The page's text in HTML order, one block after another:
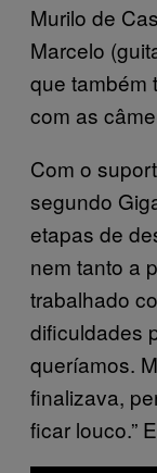
Murilo de
Marcelo
que também
com as
Com o
segundo
etapas de
nem tanto a
trabalhado
dificuldades
queríamos.
finalizava,
ficar louco.”